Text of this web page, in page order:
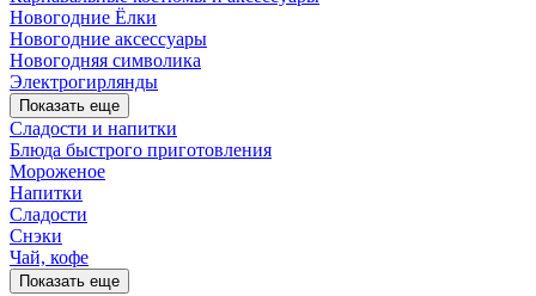
Новогодние Ёлки
Новогодние аксессуары
Новогодняя символика
Электрогирлянды
Показать еще
Сладости и напитки
Блюда быстрого приготовления
Мороженое
Напитки
Сладости
Снэки
Чай, кофе
Показать еще